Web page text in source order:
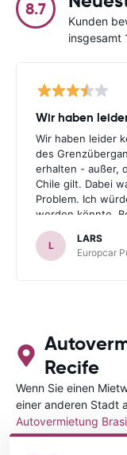
8.7
Kunden
insgesamt
Wir haben
Wir haben leider
des
erhalten - außer,
Chile gilt. Dabei
Problem. Ich
werden könnte.
L
LARS
Europcar
Recife
Wenn Sie einen
einer anderen Stadt
Autovermietung
in welcher Stadt in